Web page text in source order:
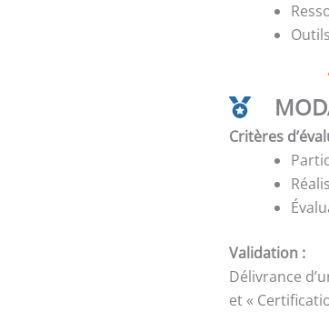
Critères
Validation :
Délivrance
et «